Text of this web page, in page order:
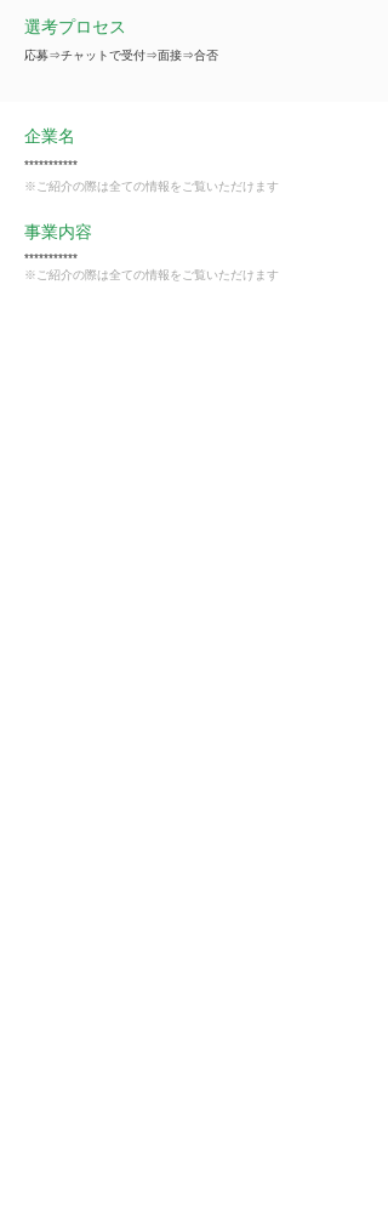
選考プロセス
応募⇒チャットで受付⇒面接⇒合否
企業名
***********
※ご紹介の際は全ての情報をご覧いただけます
事業内容
***********
※ご紹介の際は全ての情報をご覧いただけます